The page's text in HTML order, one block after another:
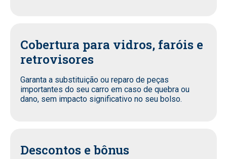
Cobertura para vidros, faróis e
retrovisores
Garanta a substituição ou reparo de peças
importantes do seu carro em caso de quebra ou
dano, sem impacto significativo no seu bolso.
Descontos e bônus